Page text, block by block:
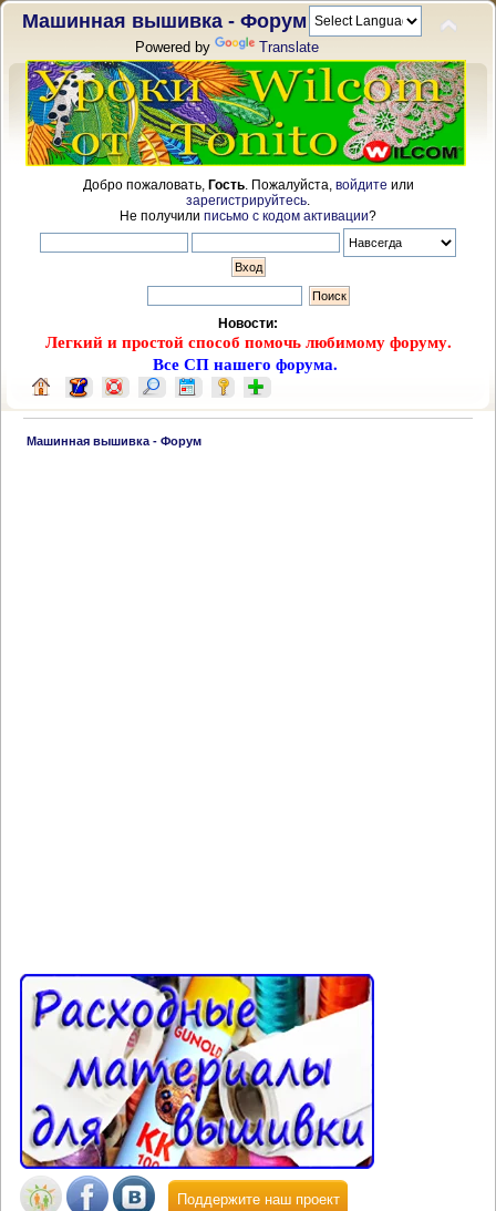
Машинная вышивка - Форум
Powered by Translate
Добро пожаловать, Гость. Пожалуйста, войдите или
зарегистрируйтесь
Не получили письмо с кодом активации?
Новости:
Легкий и простой способ помочь любимому форуму.
Все СП нашего форума.
Машинная вышивка - Форум
Поддержите наш проект